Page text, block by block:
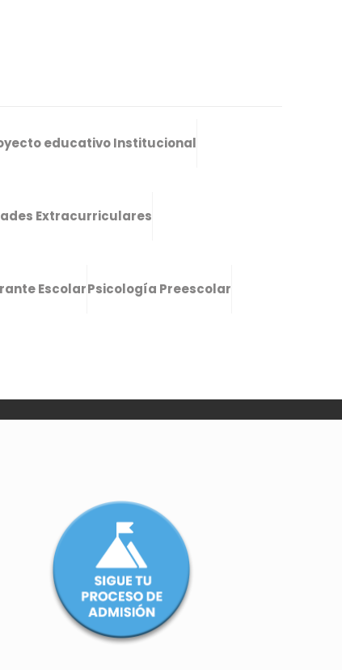
educativo Institucional
Extracurriculares
EscolarPsicología Preescolar